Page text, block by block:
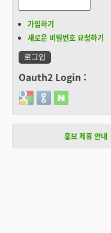
가입하기
새로운 비밀번호 요청하기
Oauth2 Login :
Login with Google
Login with GitHub
Login with Naver
홍보 제휴 안내